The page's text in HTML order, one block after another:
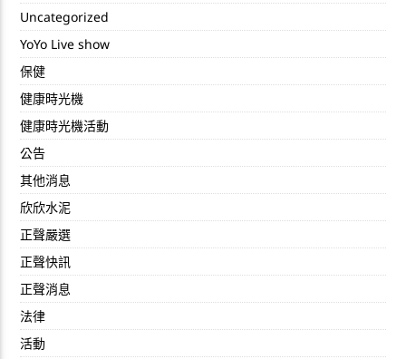
Uncategorized
YoYo Live show
保健
健康時光機
健康時光機活動
公告
其他消息
欣欣水泥
正聲嚴選
正聲快訊
正聲消息
法律
活動